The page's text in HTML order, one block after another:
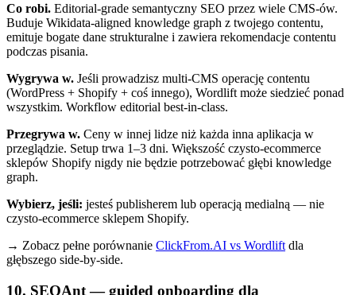
Co robi. Editorial-grade semantyczny SEO przez wiele CMS-ów.
Buduje Wikidata-aligned knowledge graph z twojego contentu,
emituje bogate dane strukturalne i zawiera rekomendacje contentu
podczas pisania.
Wygrywa w. Jeśli prowadzisz multi-CMS operację contentu
(WordPress + Shopify + coś innego), Wordlift może siedzieć ponad
wszystkim. Workflow editorial best-in-class.
Przegrywa w. Ceny w innej lidze niż każda inna aplikacja w
przeglądzie. Setup trwa 1–3 dni. Większość czysto-ecommerce
sklepów Shopify nigdy nie będzie potrzebować głębi knowledge
graph.
Wybierz, jeśli: jesteś publisherem lub operacją medialną — nie
czysto-ecommerce sklepem Shopify.
→ Zobacz pełne porównanie ClickFrom.AI vs Wordlift dla
głębszego side-by-side.
10. SEOAnt — guided onboarding dla